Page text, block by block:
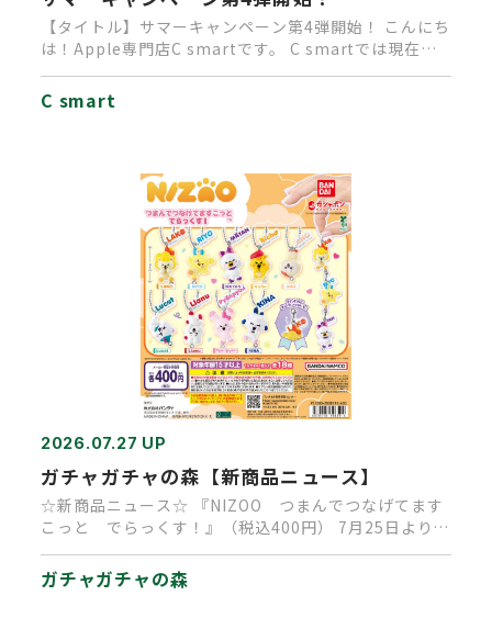
【タイトル】サマーキャンペーン第4弾開始！ こんにち
は！Apple専門店C smartです。 C smartでは現在、
C smart
2026.07.27 UP
ガチャガチャの森【新商品ニュース】
☆新商品ニュース☆ 『NIZOO つまんでつなげてます
こっと でらっくす！』（税込400円） 7月25日より順
ガチャガチャの森